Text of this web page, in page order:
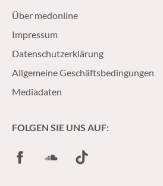
Über medonline
Impressum
Datenschutzerklärung
Allgemeine Geschäftsbedingungen
Mediadaten
FOLGEN SIE UNS AUF:
FacebookSoundCloud
TikTok